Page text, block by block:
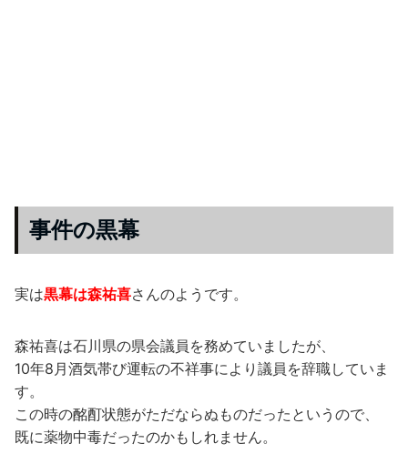
事件の黒幕
実は黒幕は森祐喜さんのようです。
森祐喜は石川県の県会議員を務めていましたが、
10年8月酒気帯び運転の不祥事により議員を辞職していま
す。
この時の酩酊状態がただならぬものだったというので、
既に薬物中毒だったのかもしれません。